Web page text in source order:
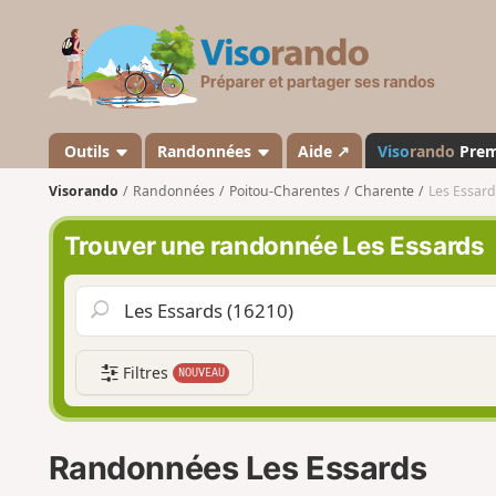
s
a
n
d
o
Outils Randonnées Aide ↗ Visorando
Visorando Randonnées Poitou-Charentes Charente Les
Trouver une randonnée Les Essards
Filtres NOUVEAU
Randonnées Les Essards